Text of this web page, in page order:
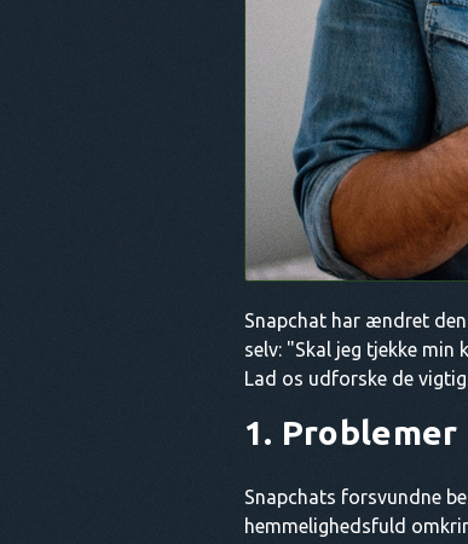
Snapchat har ændret
selv: "Skal jeg tjekke
Lad os udforske de
1.
Snapchats forsvundne
hemmelighedsfuld